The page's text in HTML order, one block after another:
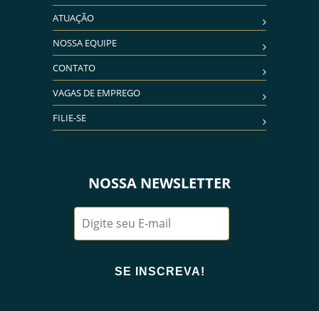
ATUAÇÃO
NOSSA EQUIPE
CONTATO
VAGAS DE EMPREGO
FILIE-SE
NOSSA NEWSLETTER